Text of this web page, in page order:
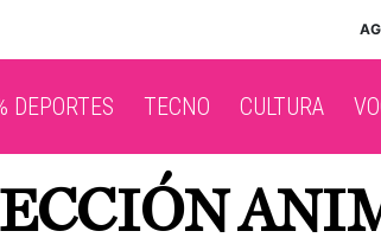
DEPORTES TECNO CULTURA